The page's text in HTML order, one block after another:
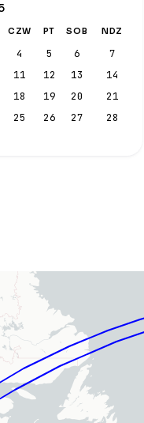
CZW PT SOB NDZ
4 5 6
7
11 12 13
14
18 19 20
21
25 26 27
28